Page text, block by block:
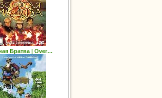
Братва | Over…